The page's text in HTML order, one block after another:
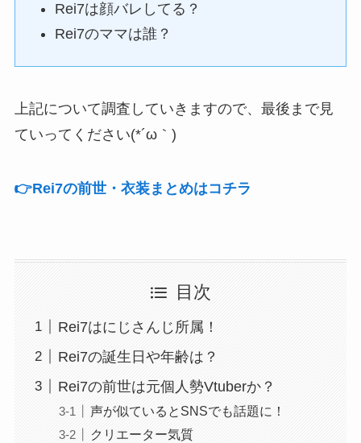
Rei7は顔バレしてる？
Rei7のママは誰？
上記について調査していきますので、最後まで見
ていってください(*´ω｀)
👉️Rei7の前世・衣装まとめはコチラ
目次
Rei7はにじさんじ所属！
Rei7の誕生日や年齢は？
Rei7の前世は元個人勢Vtuberか？
声が似ているとSNSでも話題に！
クリエーター気質